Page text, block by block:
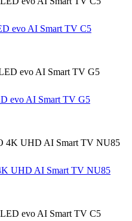
evo AI Smart TV C5
evo AI Smart TV G5
UHD AI Smart TV NU85